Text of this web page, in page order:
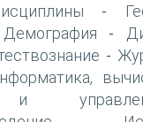
-
Демография -
-
и